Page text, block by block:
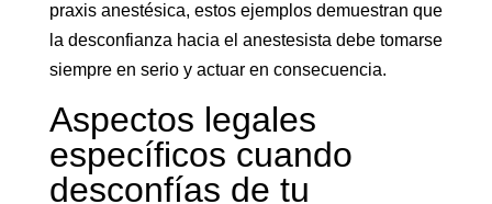
praxis anestésica, estos ejemplos demuestran que
la desconfianza hacia el anestesista debe tomarse
siempre en serio y actuar en consecuencia.
Aspectos legales
específicos cuando
desconfías de tu